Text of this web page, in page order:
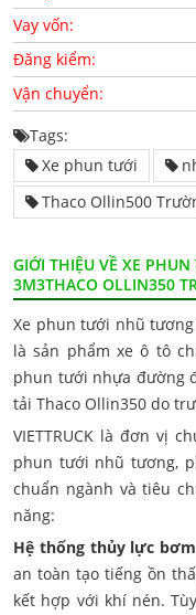
Vay vốn:
Đăng kiểm:
Vận chuyển:
Tags:
Xe phun tưới
Thaco Ollin500
GIỚI THIỆU VỀ XE
3M3THACO OLLIN350
Xe phun tưới nhũ
là sản phẩm xe ô tô
phun tưới nhựa đường
tải Thaco Ollin350 do
VIETTRUCK là đơn vị
phun tưới nhũ tương,
chuẩn ngành và tiêu
năng:
Hệ thống thủy lực
an toàn tạo tiếng ồn
kết hợp với khí nén.